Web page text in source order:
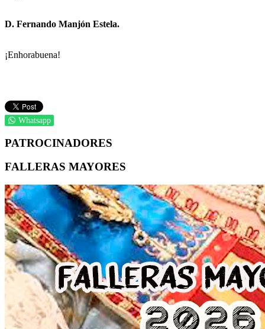
D. Fernando Manjón Estela.
¡Enhorabuena!
Whatsapp
PATROCINADORES
FALLERAS MAYORES